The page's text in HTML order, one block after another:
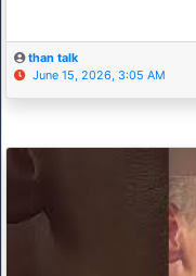
than talk
June 15, 2026, 3:05 AM